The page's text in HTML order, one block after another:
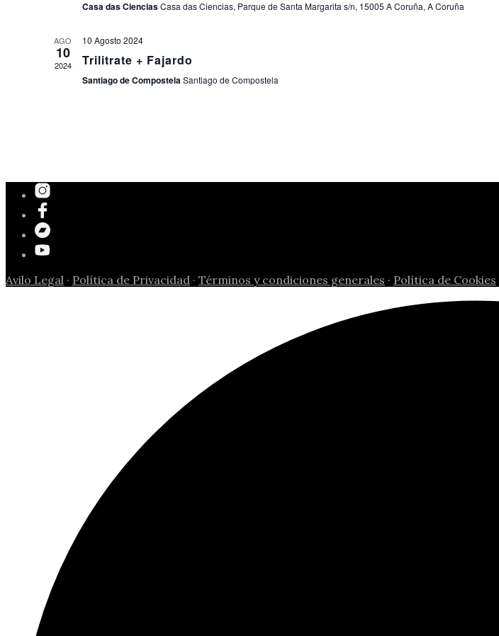
Casa das CienciasCasa das Ciencias, Parque de Santa Margarita s/n, 15005 A Coruña, A Coruña
AGO
10
2024
10 Agosto 2024
Trilitrate + Fajardo
Santiago de CompostelaSantiago de Compostela
Avilo Legal · Política de Privacidad · Términos y condiciones generales · Política de Cookies